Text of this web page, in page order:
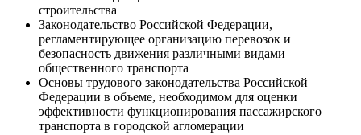
строительства
Законодательство Российской Федерации,
регламентирующее организацию перевозок и
безопасность движения различными видами
общественного транспорта
Основы трудового законодательства Российской
Федерации в объеме, необходимом для оценки
эффективности функционирования пассажирского
транспорта в городской агломерации